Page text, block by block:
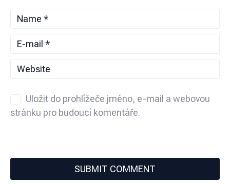
Uložit do prohlížeče jméno, e-mail a webovou
stránku pro budoucí komentáře.